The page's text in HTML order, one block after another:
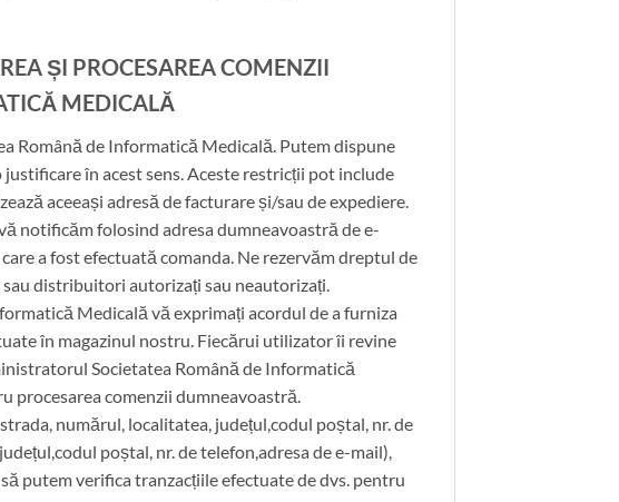
ȘI PROCESAREA COMENZII
MEDICALĂ
Română de Informatică Medicală. Putem dispune
în acest sens. Aceste restricții pot include
aceeași adresă de facturare și/sau de expediere.
notificăm folosind adresa dumneavoastră de e-
a fost efectuată comanda. Ne rezervăm dreptul de
sau distribuitori autorizați sau neautorizați.
Medicală vă exprimați acordul de a furniza
în magazinul nostru. Fiecărui utilizator îi revine
Societatea Română de Informatică
procesarea comenzii dumneavoastră.
numărul, localitatea, județul,codul poștal, nr. de
poștal, nr. de telefon,adresa de e-mail),
putem verifica tranzacțiile efectuate de dvs. pentru